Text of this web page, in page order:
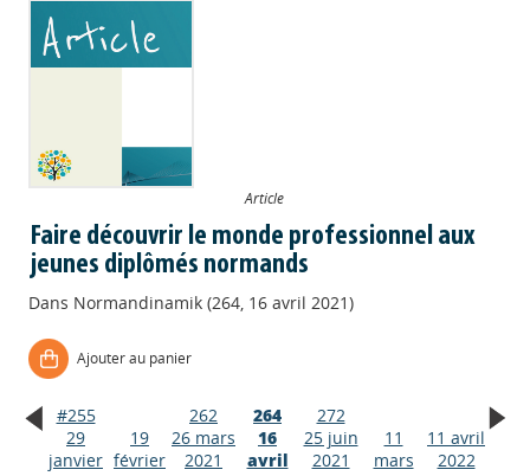
Article
Faire découvrir le monde professionnel aux
jeunes diplômés normands
Dans Normandinamik (264, 16 avril 2021)
Ajouter au panier
#255
29
janvier
19
février
262
26 mars
2021
264
16
avril
272
25 juin
2021
11
mars
11 avril
2022
Appels à projets